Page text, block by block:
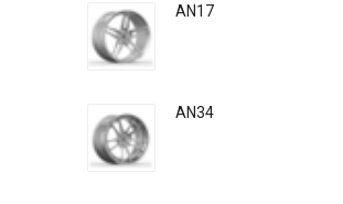
AN17
AN34